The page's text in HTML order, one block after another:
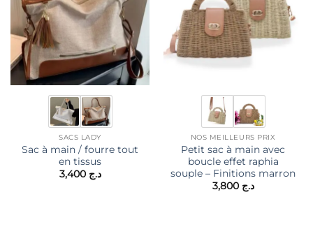
SACS LADY
Sac à main / fourre tout
en tissus
د.ج 3,400
NOS MEILLEURS PRIX
Petit sac à main avec
boucle effet raphia
souple – Finitions marron
د.ج 3,800